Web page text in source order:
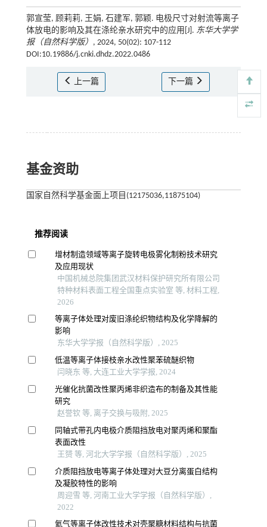
郭宣莹, 顾莉莉, 王娟, 石建军, 郭颖. 电极尺寸对射流等离子
体放电的影响及其在涤纶亲水研究中的应用[J]. 东华大学学
报（自然科学版） , 2024, 50(02): 107-112
DOI:10.19886/j.cnki.dhdz.2022.0486
上一篇 下一篇
基金资助
国家自然科学基金面上项目(12175036,11875104)